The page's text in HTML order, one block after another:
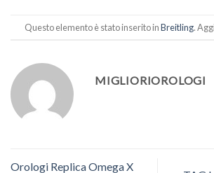
Questo elemento è stato inserito inBreitling.
MIGLIORIOROLOGI
Orologi Replica Omega X